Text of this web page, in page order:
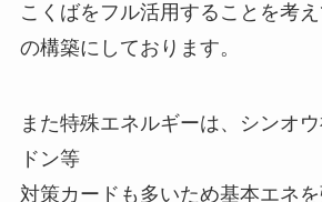
こくばをフル活用することを考
の構築にしております。
また特殊エネルギーは、シンオ
ドン等
対策カードも多いため基本エネ